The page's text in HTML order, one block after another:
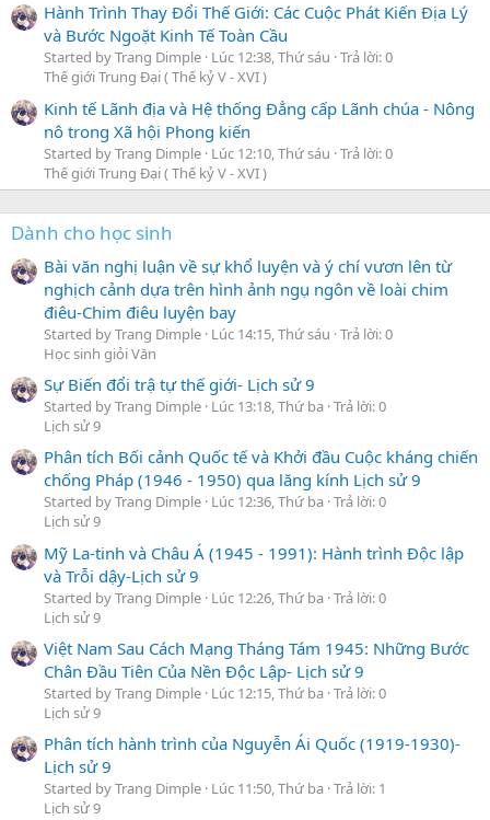
Hành Trình Thay Đổi Thế Giới: Các Cuộc Phát Kiến Địa Lý
và Bước Ngoặt Kinh Tế Toàn Cầu
Started by Trang Dimple Lúc 12:38, Thứ sáu Trả lời: 0
Thế giới Trung Đại ( Thế kỷ V - XVI )
Kinh tế Lãnh địa và Hệ thống Đẳng cấp Lãnh chúa - Nông
nô trong Xã hội Phong kiến
Started by Trang Dimple Lúc 12:10, Thứ sáu Trả lời: 0
Thế giới Trung Đại ( Thế kỷ V - XVI )
Dành cho học sinh
Bài văn nghị luận về sự khổ luyện và ý chí vươn lên từ
nghịch cảnh dựa trên hình ảnh ngụ ngôn về loài chim
điêu-Chim điêu luyện bay
Started by Trang Dimple Lúc 14:15, Thứ sáu Trả lời: 0
Học sinh giỏi Văn
Sự Biến đổi trậ tự thế giới- Lịch sử 9
Started by Trang Dimple Lúc 13:18, Thứ ba Trả lời: 0
Lịch sử 9
Phân tích Bối cảnh Quốc tế và Khởi đầu Cuộc kháng chiến
chống Pháp (1946 - 1950) qua lăng kính Lịch sử 9
Started by Trang Dimple Lúc 12:36, Thứ ba Trả lời: 0
Lịch sử 9
Mỹ La-tinh và Châu Á (1945 - 1991): Hành trình Độc lập
và Trỗi dậy-Lịch sử 9
Started by Trang Dimple Lúc 12:26, Thứ ba Trả lời: 0
Lịch sử 9
Việt Nam Sau Cách Mạng Tháng Tám 1945: Những Bước
Chân Đầu Tiên Của Nền Độc Lập- Lịch sử 9
Started by Trang Dimple Lúc 12:15, Thứ ba Trả lời: 0
Lịch sử 9
Phân tích hành trình của Nguyễn Ái Quốc (1919-1930)-
Lịch sử 9
Started by Trang Dimple Lúc 11:50, Thứ ba Trả lời: 1
Lịch sử 9